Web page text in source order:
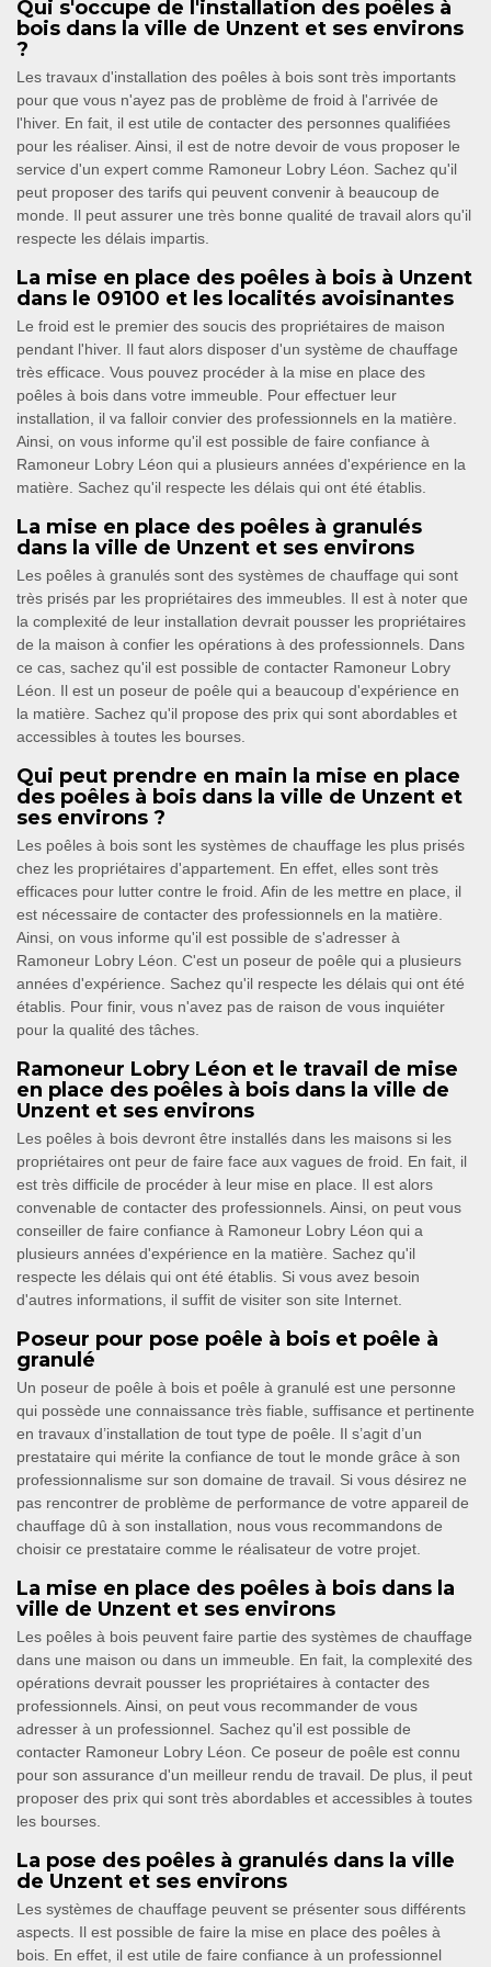
Qui s'occupe de l'installation des poêles à
bois dans la ville de Unzent et ses environs
?
Les travaux d'installation des poêles à bois sont très importants
pour que vous n'ayez pas de problème de froid à l'arrivée de
l'hiver. En fait, il est utile de contacter des personnes qualifiées
pour les réaliser. Ainsi, il est de notre devoir de vous proposer le
service d'un expert comme Ramoneur Lobry Léon. Sachez qu'il
peut proposer des tarifs qui peuvent convenir à beaucoup de
monde. Il peut assurer une très bonne qualité de travail alors qu'il
respecte les délais impartis.
La mise en place des poêles à bois à Unzent
dans le 09100 et les localités avoisinantes
Le froid est le premier des soucis des propriétaires de maison
pendant l'hiver. Il faut alors disposer d'un système de chauffage
très efficace. Vous pouvez procéder à la mise en place des
poêles à bois dans votre immeuble. Pour effectuer leur
installation, il va falloir convier des professionnels en la matière.
Ainsi, on vous informe qu'il est possible de faire confiance à
Ramoneur Lobry Léon qui a plusieurs années d'expérience en la
matière. Sachez qu'il respecte les délais qui ont été établis.
La mise en place des poêles à granulés
dans la ville de Unzent et ses environs
Les poêles à granulés sont des systèmes de chauffage qui sont
très prisés par les propriétaires des immeubles. Il est à noter que
la complexité de leur installation devrait pousser les propriétaires
de la maison à confier les opérations à des professionnels. Dans
ce cas, sachez qu'il est possible de contacter Ramoneur Lobry
Léon. Il est un poseur de poêle qui a beaucoup d'expérience en
la matière. Sachez qu'il propose des prix qui sont abordables et
accessibles à toutes les bourses.
Qui peut prendre en main la mise en place
des poêles à bois dans la ville de Unzent et
ses environs ?
Les poêles à bois sont les systèmes de chauffage les plus prisés
chez les propriétaires d'appartement. En effet, elles sont très
efficaces pour lutter contre le froid. Afin de les mettre en place, il
est nécessaire de contacter des professionnels en la matière.
Ainsi, on vous informe qu'il est possible de s'adresser à
Ramoneur Lobry Léon. C'est un poseur de poêle qui a plusieurs
années d'expérience. Sachez qu'il respecte les délais qui ont été
établis. Pour finir, vous n'avez pas de raison de vous inquiéter
pour la qualité des tâches.
Ramoneur Lobry Léon et le travail de mise
en place des poêles à bois dans la ville de
Unzent et ses environs
Les poêles à bois devront être installés dans les maisons si les
propriétaires ont peur de faire face aux vagues de froid. En fait, il
est très difficile de procéder à leur mise en place. Il est alors
convenable de contacter des professionnels. Ainsi, on peut vous
conseiller de faire confiance à Ramoneur Lobry Léon qui a
plusieurs années d'expérience en la matière. Sachez qu'il
respecte les délais qui ont été établis. Si vous avez besoin
d'autres informations, il suffit de visiter son site Internet.
Poseur pour pose poêle à bois et poêle à
granulé
Un poseur de poêle à bois et poêle à granulé est une personne
qui possède une connaissance très fiable, suffisance et pertinente
en travaux d’installation de tout type de poêle. Il s’agit d’un
prestataire qui mérite la confiance de tout le monde grâce à son
professionnalisme sur son domaine de travail. Si vous désirez ne
pas rencontrer de problème de performance de votre appareil de
chauffage dû à son installation, nous vous recommandons de
choisir ce prestataire comme le réalisateur de votre projet.
La mise en place des poêles à bois dans la
ville de Unzent et ses environs
Les poêles à bois peuvent faire partie des systèmes de chauffage
dans une maison ou dans un immeuble. En fait, la complexité des
opérations devrait pousser les propriétaires à contacter des
professionnels. Ainsi, on peut vous recommander de vous
adresser à un professionnel. Sachez qu'il est possible de
contacter Ramoneur Lobry Léon. Ce poseur de poêle est connu
pour son assurance d'un meilleur rendu de travail. De plus, il peut
proposer des prix qui sont très abordables et accessibles à toutes
les bourses.
La pose des poêles à granulés dans la ville
de Unzent et ses environs
Les systèmes de chauffage peuvent se présenter sous différents
aspects. Il est possible de faire la mise en place des poêles à
bois. En effet, il est utile de faire confiance à un professionnel